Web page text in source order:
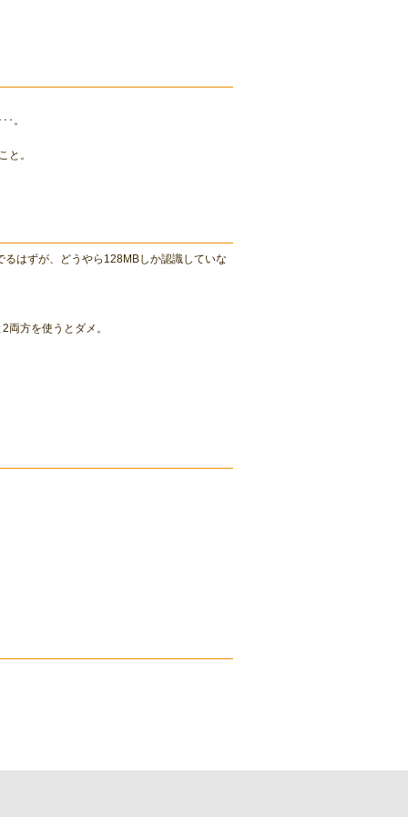
。
と。
はずが、どうやら128MBしか認識していな
方を使うとダメ。